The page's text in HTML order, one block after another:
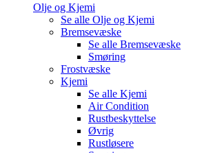
Olje og Kjemi
Se alle Olje og Kjemi
Bremsevæske
Se alle Bremsevæske
Smøring
Frostvæske
Kjemi
Se alle Kjemi
Air Condition
Rustbeskyttelse
Øvrig
Rustløsere